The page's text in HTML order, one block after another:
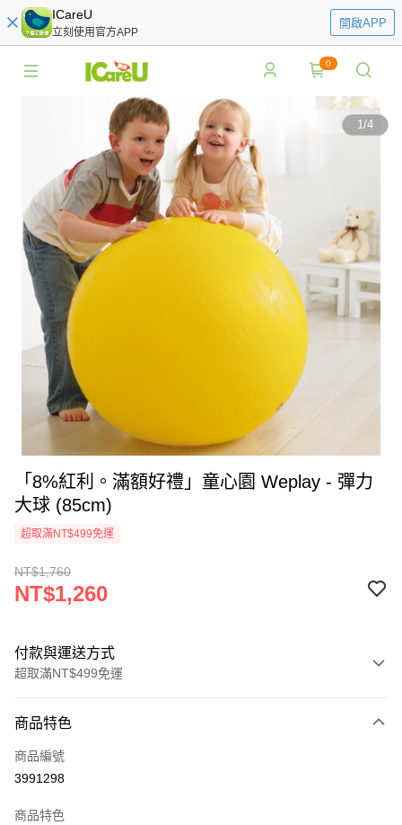
ICareU
立刻使用官方APP
開啟APP
0
1/4
「8%紅利。滿額好禮」童心園 Weplay - 彈力
大球 (85cm)
超取滿NT$499免運
NT$1,760
NT$1,260
付款與運送方式
超取滿NT$499免運
信用卡一次付款
LINE Pay
商品特色
商品編號
3991298
商品特色